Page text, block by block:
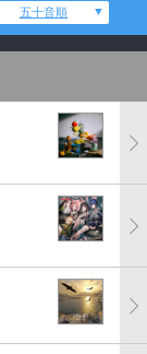
五十音順